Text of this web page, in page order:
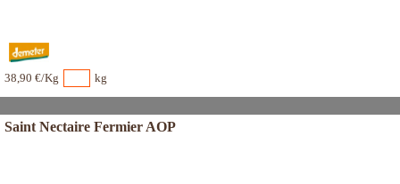
38,90 €/Kg kg
Saint Nectaire Fermier AOP